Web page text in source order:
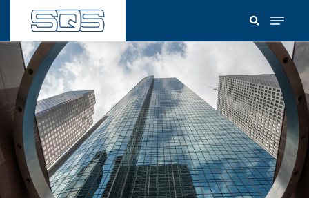
contenu
principal